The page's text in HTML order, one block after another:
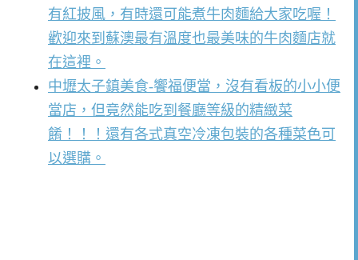
有紅披風，有時還可能煮牛肉麵給大家吃喔！
歡迎來到蘇澳最有溫度也最美味的牛肉麵店就
在這裡。
中壢太子鎮美食-饗福便當，沒有看板的小小便
當店，但竟然能吃到餐廳等級的精緻菜
餚！！！還有各式真空冷凍包裝的各種菜色可
以選購。